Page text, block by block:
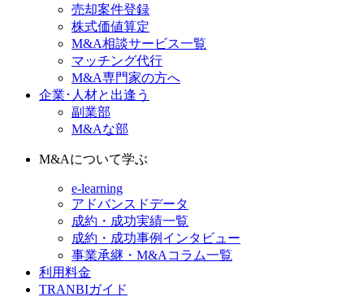
売却案件登録
株式価値算定
M&A相談サービス一覧
マッチング代行
M&A専門家の方へ
企業･人材と出逢う
副業部
M&Aな部
M&Aについて学ぶ
e-learning
アドバンスドデータ
成約・成功実績一覧
成約・成功事例インタビュー
事業承継・M&Aコラム一覧
利用料金
TRANBIガイド